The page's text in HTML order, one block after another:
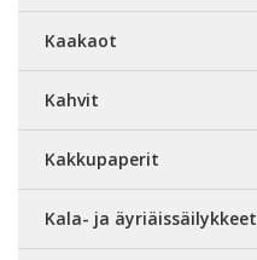
Kaakaot
Kahvit
Kakkupaperit
Kala- ja äyriäissäilykkeet